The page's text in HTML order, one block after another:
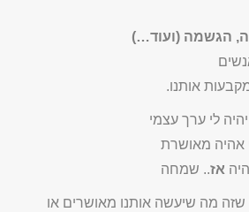
הגשמה (ועוד…)
אותנו.
לי ערך עצמי
אהיה מאושרת
אז.. שמחה
מה שיעשה אותנו מאושרים או